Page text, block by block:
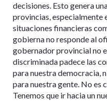
decisiones. Esto genera
provincias, especialmente
situaciones financieras
gobierna no responde al
gobernador provincial no
discriminada padece las
para nuestra democracia,
para nuestra gente. No es
Tenemos que ir hacia un